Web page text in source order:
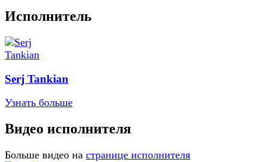
Исполнитель
Serj Tankian
Узнать больше
Видео исполнителя
Больше видео на странице исполнителя